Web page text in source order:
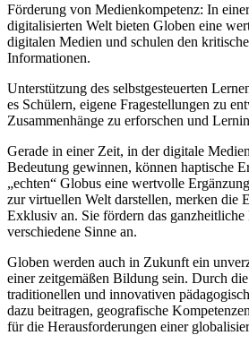
Förderung von Medienkompetenz: In
digitalisierten Welt bieten Globen eine
digitalen Medien und schulen den
Informationen.
Unterstützung des selbstgesteuerten
es Schülern, eigene Fragestellungen zu
Zusammenhänge zu erforschen und
Gerade in einer Zeit, in der digitale
Bedeutung gewinnen, können haptische
„echten“ Globus eine wertvolle
zur virtuellen Welt darstellen, merken die
Exklusiv an. Sie fördern das ganzheitliche
verschiedene Sinne an.
Globen werden auch in Zukunft ein
einer zeitgemäßen Bildung sein. Durch
traditionellen und innovativen
dazu beitragen, geografische
für die Herausforderungen einer